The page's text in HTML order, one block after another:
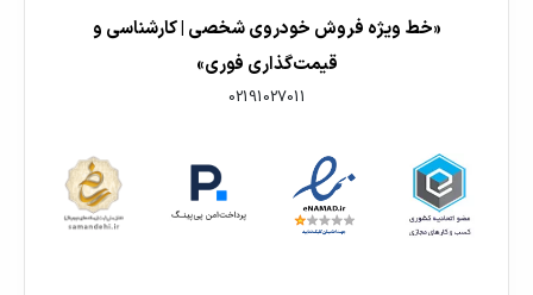
«خط ویژه فروش خودروی شخصی | کارشناسی و
قیمت‌گذاری فوری»
02191027011